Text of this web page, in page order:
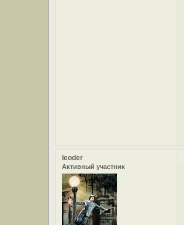
leoder
Активный участник